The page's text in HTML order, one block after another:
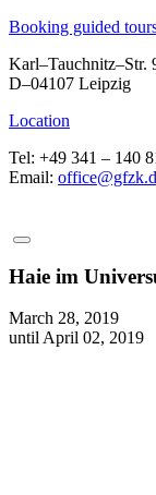
Booking guided
Karl–Tauchnitz–Str.
D–04107 Leipzig
Location
Tel: +49 341 – 140
Email:
Haie im
March 28, 2019
until April 02, 2019